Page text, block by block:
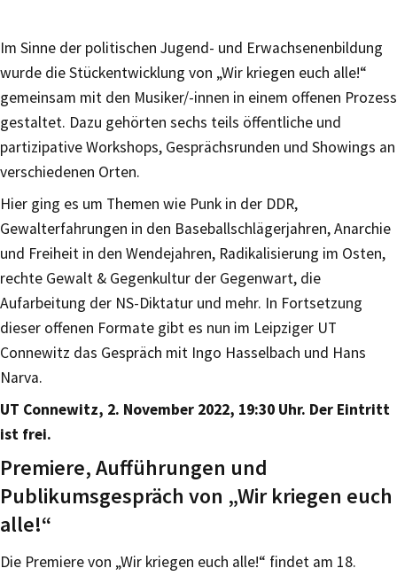
Im Sinne der politischen Jugend- und Erwachsenenbildung
wurde die Stückentwicklung von „Wir kriegen euch alle!“
gemeinsam mit den Musiker/-innen in einem offenen Prozess
gestaltet. Dazu gehörten sechs teils öffentliche und
partizipative Workshops, Gesprächsrunden und Showings an
verschiedenen Orten.
Hier ging es um Themen wie Punk in der DDR,
Gewalterfahrungen in den Baseballschlägerjahren, Anarchie
und Freiheit in den Wendejahren, Radikalisierung im Osten,
rechte Gewalt & Gegenkultur der Gegenwart, die
Aufarbeitung der NS-Diktatur und mehr. In Fortsetzung
dieser offenen Formate gibt es nun im Leipziger UT
Connewitz das Gespräch mit Ingo Hasselbach und Hans
Narva.
UT Connewitz, 2. November 2022, 19:30 Uhr. Der Eintritt
ist frei.
Premiere, Aufführungen und
Publikumsgespräch von „Wir kriegen euch
alle!“
Die Premiere von „Wir kriegen euch alle!“ findet am 18.